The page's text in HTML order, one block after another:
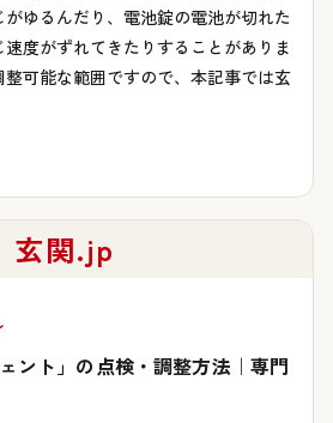
ゆるんだり、電池錠の電池が切れた
速度がずれてきたりすることがありま
可能な範囲ですので、本記事では玄
玄関.jp
ント」の点検・調整方法｜専門